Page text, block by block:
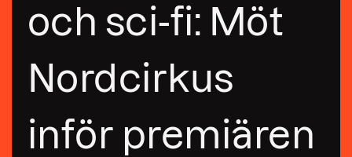
och sci-fi: Möt
Nordcirkus
inför premiären